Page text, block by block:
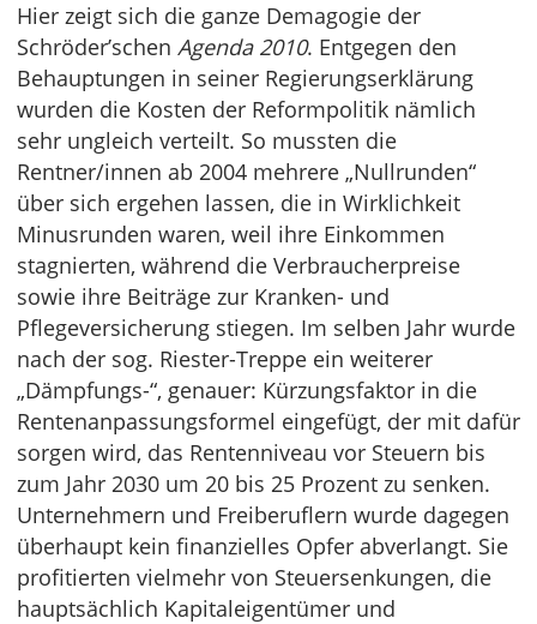
Hier zeigt sich die ganze Demagogie der
Schröder’schen Agenda 2010. Entgegen den
Behauptungen in seiner Regierungserklärung
wurden die Kosten der Reformpolitik nämlich
sehr ungleich verteilt. So mussten die
Rentner/innen ab 2004 mehrere „Nullrunden“
über sich ergehen lassen, die in Wirklichkeit
Minusrunden waren, weil ihre Einkommen
stagnierten, während die Verbraucherpreise
sowie ihre Beiträge zur Kranken- und
Pflegeversicherung stiegen. Im selben Jahr wurde
nach der sog. Riester-Treppe ein weiterer
„Dämpfungs-“, genauer: Kürzungsfaktor in die
Rentenanpassungsformel eingefügt, der mit dafür
sorgen wird, das Rentenniveau vor Steuern bis
zum Jahr 2030 um 20 bis 25 Prozent zu senken.
Unternehmern und Freiberuflern wurde dagegen
überhaupt kein finanzielles Opfer abverlangt. Sie
profitierten vielmehr von Steuersenkungen, die
hauptsächlich Kapitaleigentümer und